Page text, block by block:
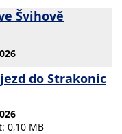
Švihově
do Strakonic
0,10 MB